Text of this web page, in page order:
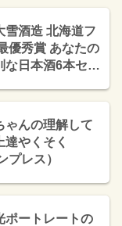
雪酒造 北海道フ
優秀賞 あなたの
な日本酒6本セッ
ゃんの理解して
やくそく
プレス）
ポートレートの